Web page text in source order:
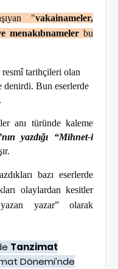
"vakainameler,
menakıbnamelerbu
tarihçileri olan
denirdi. Bun eserlerde
anı türünde kaleme
yazdığı “Mihnet-i
bazı eserlerde
olaylardan kesitler
yazan yazar” olarak
Tanzimat
Dönemi’nde